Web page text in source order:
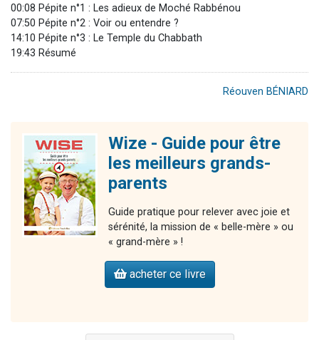
00:08 Pépite n°1 : Les adieux de Moché Rabbénou
07:50 Pépite n°2 : Voir ou entendre ?
14:10 Pépite n°3 : Le Temple du Chabbath
19:43 Résumé
Réouven BÉNIARD
Wize - Guide pour être
les meilleurs grands-
parents
Guide pratique pour relever avec joie et
sérénité, la mission de « belle-mère » ou
« grand-mère » !
acheter ce livre